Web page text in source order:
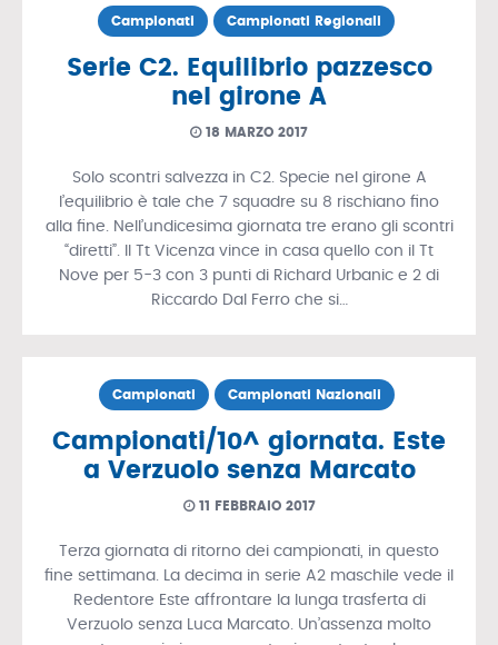
Campionati Campionati Regionali
Serie C2. Equilibrio pazzesco
nel girone A
18 MARZO 2017
Solo scontri salvezza in C2. Specie nel girone A
l’equilibrio è tale che 7 squadre su 8 rischiano fino
alla fine. Nell’undicesima giornata tre erano gli scontri
“diretti”. Il Tt Vicenza vince in casa quello con il Tt
Nove per 5-3 con 3 punti di Richard Urbanic e 2 di
Riccardo Dal Ferro che si…
Campionati Campionati Nazionali
Campionati/10^ giornata. Este
a Verzuolo senza Marcato
11 FEBBRAIO 2017
Terza giornata di ritorno dei campionati, in questo
fine settimana. La decima in serie A2 maschile vede il
Redentore Este affrontare la lunga trasferta di
Verzuolo senza Luca Marcato. Un’assenza molto